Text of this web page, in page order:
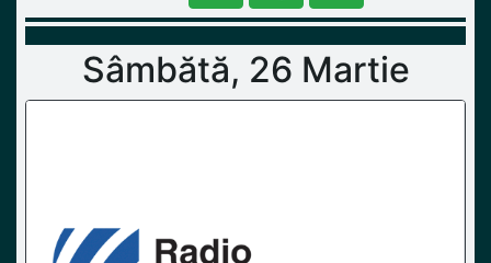
Sâmbătă, 26 Martie